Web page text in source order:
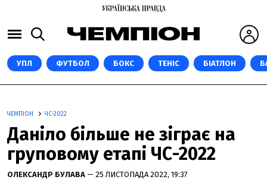
УПЛ ФУТБОЛ БОКС ТЕНІС БІАТЛОН
ЧЕМПІОН ЧС-2022
Даніло більше не зіграє на
груповому етапі ЧС-2022
ОЛЕКСАНДР БУЛАВА — 25 ЛИСТОПАДА 2022, 19:37